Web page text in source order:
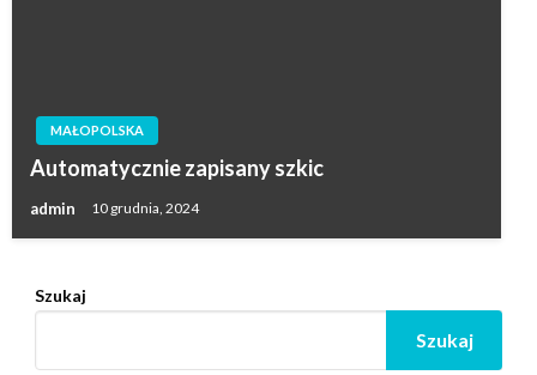
MAŁOPOLSKA
Automatycznie zapisany szkic
admin 10 grudnia, 2024
Szukaj
Szukaj